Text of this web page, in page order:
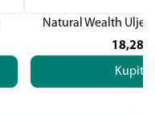
Natural Wealth Ulje
18,28
Kupite